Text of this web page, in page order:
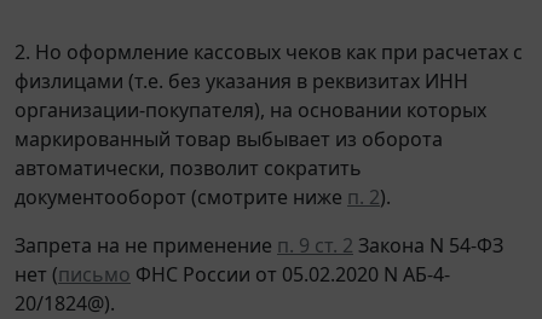
2. Но оформление кассовых чеков как при расчетах с
физлицами (т.е. без указания в реквизитах ИНН
организации-покупателя), на основании которых
маркированный товар выбывает из оборота
автоматически, позволит сократить
документооборот (смотрите ниже п. 2).
Запрета на не применение п. 9 ст. 2 Закона N 54-ФЗ
нет (письмо ФНС России от 05.02.2020 N АБ-4-
20/1824@).